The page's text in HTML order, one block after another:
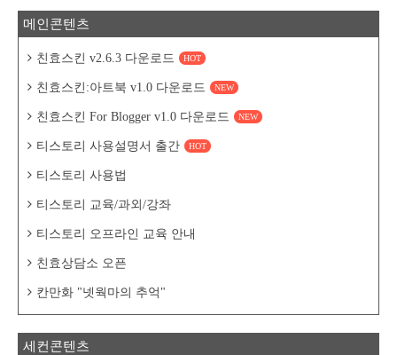
메인콘텐츠
친효스킨 v2.6.3 다운로드 HOT
친효스킨:아트북 v1.0 다운로드 NEW
친효스킨 For Blogger v1.0 다운로드 NEW
티스토리 사용설명서 출간 HOT
티스토리 사용법
티스토리 교육/과외/강좌
티스토리 오프라인 교육 안내
친효상담소 오픈
칸만화 "넷웍마의 추억"
세컨콘텐츠